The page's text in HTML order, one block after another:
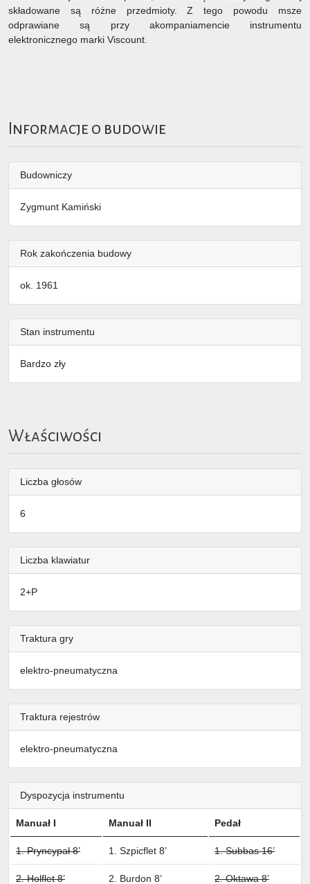
składowane są różne przedmioty. Z tego powodu msze
odprawiane są przy akompaniamencie instrumentu
elektronicznego marki Viscount.
Informacje o budowie
Budowniczy
Zygmunt Kamiński
Rok zakończenia budowy
ok. 1961
Stan instrumentu
Bardzo zły
Właściwości
Liczba głosów
6
Liczba klawiatur
2+P
Traktura gry
elektro-pneumatyczna
Traktura rejestrów
elektro-pneumatyczna
Dyspozycja instrumentu
Manuał I Manuał II Pedał
1. Pryncypał 8’ 1. Szpicflet 8’ 1. Subbas 16’
2. Holflet 8’ 2. Burdon 8’ 2. Oktawa 8’